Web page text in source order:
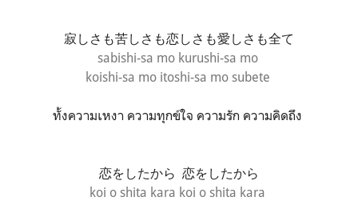
寂しさも苦しさも恋しさも愛しさも全て
sabishi-sa mo kurushi-sa mo
koishi-sa mo itoshi-sa mo subete
ทั้งความเหงา ความทุกข์ใจ ความรัก ความคิดถึง
恋をしたから 恋をしたから
koi o shita kara koi o shita kara